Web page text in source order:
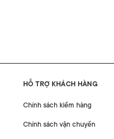
HỖ TRỢ KHÁCH HÀNG
Chính sách kiểm hàng
Chính sách vận chuyển